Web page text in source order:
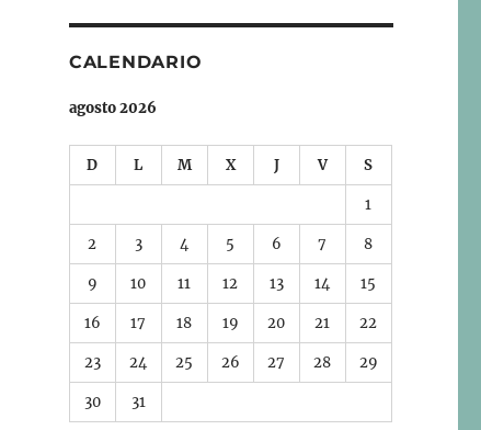
CALENDARIO
agosto 2026
D L M X J V S
1
2 3 4 5 6 7 8
9 10 11 12 13 14 15
16 17 18 19 20 21 22
23 24 25 26 27 28 29
30 31